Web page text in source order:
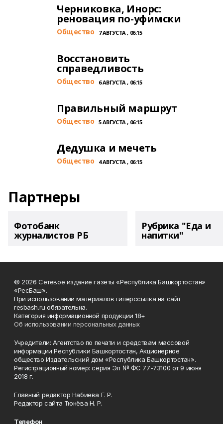
Черниковка, Инорс:
реновация по-уфимски
Общество 7 АВГУСТА , 06:15
Восстановить
справедливость
Общество 6 АВГУСТА , 06:15
Правильный маршрут
Общество 5 АВГУСТА , 06:15
Дедушка и мечеть
Общество 4 АВГУСТА , 06:15
Партнеры
Фотобанк
журналистов РБ
Рубрика "Еда и
напитки"
© 2026 Сетевое издание газеты «Республика Башкортостан»
«РесБаш».
При использовании материалов гиперссылка на сайт
resbash.ru обязательна.
Категория информационной продукции 18+
Об использовании персональных данных
Учредители: Агентство по печати и средствам массовой
информации Республики Башкортостан, Акционерное
общество Издательский дом «Республика Башкортостан».
Регистрационный номер: серия Эл № ФС 77-73100 от 9 июня
2018 г.
Главный редактор Набиева Г. Р.
Редактор сайта Тюнёва Н. Р.
Телефон